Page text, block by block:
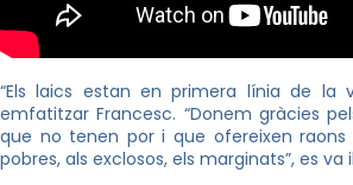
“Els laics estan en primera línia de la
emfatitzar Francesc. “Donem gràcies
que no tenen por i que ofereixen raons
pobres, als exclosos, els marginats”, es va